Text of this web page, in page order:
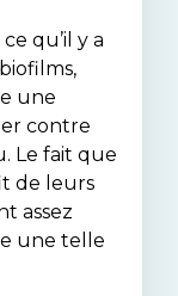
qu’il y a
une
contre
Le fait que
de leurs
assez
une telle